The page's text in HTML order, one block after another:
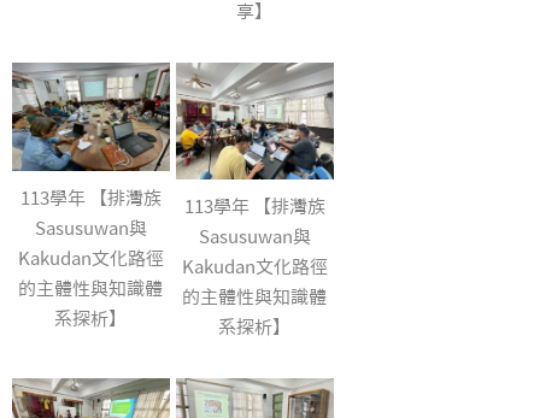
享】
113學年 【排灣族
Sasusuwan與
Kakudan文化路徑
的主體性與知識體
系探析】
113學年 【排灣族
Sasusuwan與
Kakudan文化路徑
的主體性與知識體
系探析】